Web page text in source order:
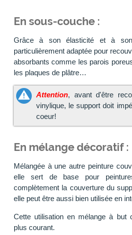
En sous-couche :
Grâce à son élasticité et à
particulièrement adaptée pour
absorbants comme les parois
les plaques de plâtre…
Attention, avant d'être
vinylique, le support doit
coeur!
En mélange décoratif :
Mélangée à une autre peinture
elle sert de base pour
complètement la couverture du
elle peut être aussi bien utilisée en
Cette utilisation en mélange à but
plus courant.